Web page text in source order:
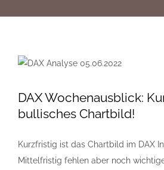
DAX Wochenausblick:
bullisches Chartbild!
Kurzfristig ist das Chartbild im DAX
Mittelfristig fehlen aber noch